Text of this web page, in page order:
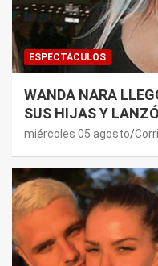
ESPECTÁCULOS
WANDA NARA
SUS HIJAS Y
PREMONICIÓN
miércoles 05 agosto